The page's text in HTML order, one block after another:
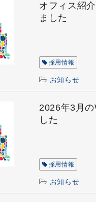
オフィス紹
ました
採用情報
お知らせ
2026年3月
した
採用情報
お知らせ